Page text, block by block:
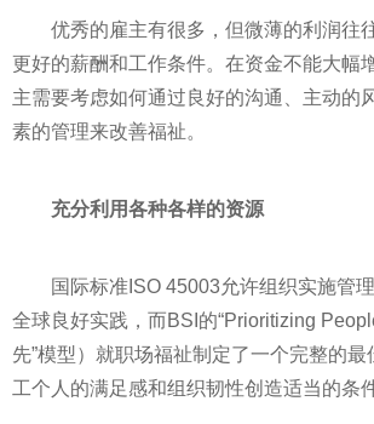
优秀的雇主有很多，但微薄的利润往
更好的薪酬和工作条件。在资金不能大幅
主需要考虑如何通过良好的沟通、主动的
素的管理来改善福祉。
充分利用各种各样的资源
国际标准ISO 45003允许组织实施管
全球良好实践，而BSI的“Prioritizing
先”模型）就职场福祉制定了一个完整的最
工个人的满足感和组织韧性创造适当的条